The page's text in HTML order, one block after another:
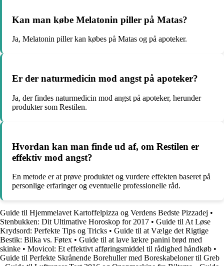
Kan man købe Melatonin piller på Matas?
Ja, Melatonin piller kan købes på Matas og på apoteker.
Er der naturmedicin mod angst på apoteker?
Ja, der findes naturmedicin mod angst på apoteker, herunder
produkter som Restilen.
Hvordan kan man finde ud af, om Restilen er
effektiv mod angst?
En metode er at prøve produktet og vurdere effekten baseret på
personlige erfaringer og eventuelle professionelle råd.
Guide til Hjemmelavet Kartoffelpizza og Verdens Bedste Pizzadej •
Stenbukken: Dit Ultimative Horoskop for 2017 • Guide til At Løse
Krydsord: Perfekte Tips og Tricks • Guide til at Vælge det Rigtige
Bestik: Bilka vs. Føtex • Guide til at lave lækre panini brød med
skinke • Movicol: Et effektivt afføringsmiddel til rådighed håndkøb •
Guide til Perfekte Skrånende Borehuller med Boreskabeloner til Greb